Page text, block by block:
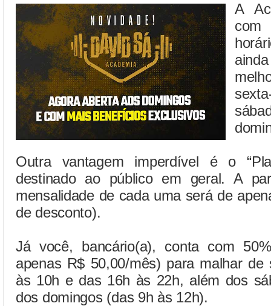
A
Outra vantagem imperdível é o
destinado ao público em geral. A
mensalidade de cada uma será de
de desconto).
Já você, bancário(a), conta com
apenas R$ 50,00/mês) para malhar
às 10h e das 16h às 22h, além dos
dos domingos (das 9h às 12h).